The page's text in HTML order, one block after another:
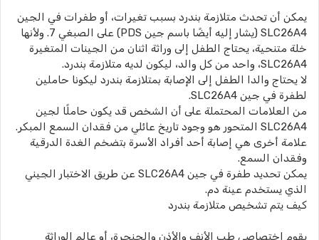
يمكن أن تحدث متلازمة بندرد بسبب تغيرات، أو طفرات في الجين
SLC26A4 (يشار إليه أيضًا باسم جين PDS) على الصبغي 7. ولأنها
خلة متنحية، يحتاج الطفل إلى وراثة اثنان من الجينات المتغيرة
SLC26A4، واحد من كل والد، ليكون لديه متلازمة بندرد.
لا يحتاج والدا الطفل إلى الإصابة بمتلازمة بندرد ليكونا حاملين
لطفرة في جين SLC26A4.
من العلامات المحتملة على أن الشخص قد يكون حاملًا لجين
SLC26A4 المتحور هو وجود تاريخ عائلي من فقدان السمع المبكر.
علامة أخرى هي إصابة أحد أفراد الأسرة بتضخم الغدة الدرقية
وفقدان السمع.
يمكن تحديد طفرة في جين SLC26A4 عن طريق الاختبار الجيني
الذي يستخدم عينة دم.
كيف يتم تشخيص متلازمة بندرد
يقوم اختصاصي طب الأنف والأذن والحنجرة، أو عالم الوراثة